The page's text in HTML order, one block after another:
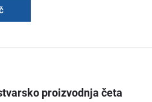
dvojnega barijer
vodeče skupine jedrnih
proizvodnja četa